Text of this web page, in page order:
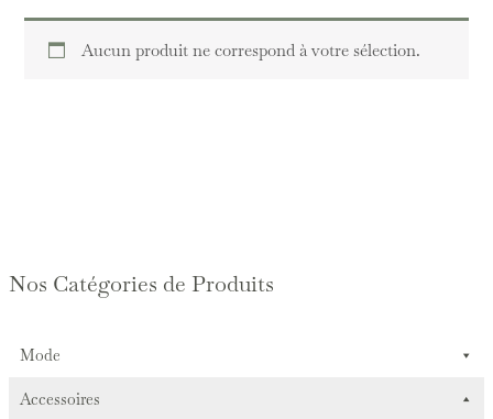
Nos Catégories de Produits
Mode
Accessoires
Aucun produit ne correspond à votre sélection.